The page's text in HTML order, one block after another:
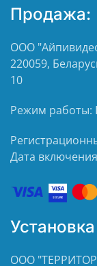
Продажа:
ООО
220059,
10
Режим работы:
Дата
ООО